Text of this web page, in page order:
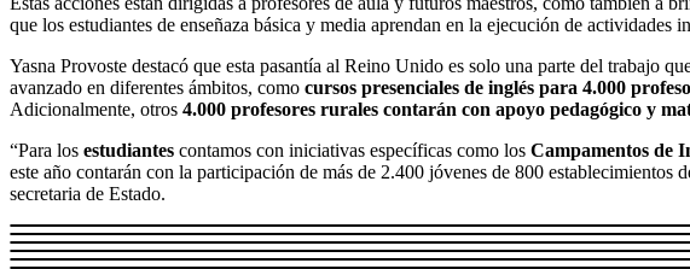
que los estudiantes de enseñaza básica y media aprendan en la ejecución de actividades
Yasna Provoste destacó que esta pasantía al Reino Unido es solo una parte del trabajo
avanzado en diferentes ámbitos, como cursos presenciales de inglés para 4.000
Adicionalmente, otros 4.000 profesores rurales contarán con apoyo pedagógico y
“Para los estudiantes contamos con iniciativas específicas como los Campamentos de
este año contarán con la participación de más de 2.400 jóvenes de 800 establecimientos
secretaria de Estado.